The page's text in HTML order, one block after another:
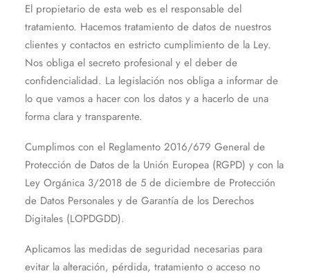
El propietario de esta web es el responsable del
tratamiento. Hacemos tratamiento de datos de nuestros
clientes y contactos en estricto cumplimiento de la Ley.
Nos obliga el secreto profesional y el deber de
confidencialidad. La legislación nos obliga a informar de
lo que vamos a hacer con los datos y a hacerlo de una
forma clara y transparente.
Cumplimos con el Reglamento 2016/679 General de
Protección de Datos de la Unión Europea (RGPD) y con la
Ley Orgánica 3/2018 de 5 de diciembre de Protección
de Datos Personales y de Garantía de los Derechos
Digitales (LOPDGDD).
Aplicamos las medidas de seguridad necesarias para
evitar la alteración, pérdida, tratamiento o acceso no